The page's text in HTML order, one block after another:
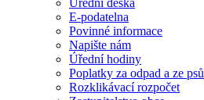
Úřední deska
E-podatelna
Povinné informace
Napište nám
Úřední hodiny
Poplatky za odpad a ze psů
Rozklikávací rozpočet